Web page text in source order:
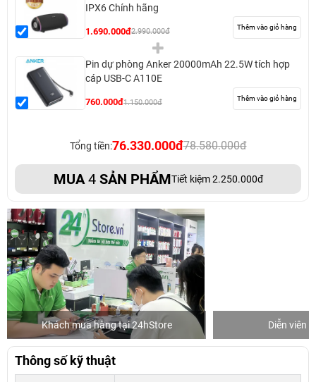
IPX6 Chính hãng
1.690.000đ2.990.000đ Thêm vào giỏ hàng
Pin dự phòng Anker 20000mAh 22.5W tích hợp
cáp USB-C A110E
760.000đ1.150.000đ Thêm vào giỏ hàng
Tổng tiền:76.330.000đ78.580.000đ
MUA 4SẢN PHẨMTiết kiệm 2.250.000đ
Khách mua hàng tại 24hStore Diễn viên
Thông số kỹ thuật